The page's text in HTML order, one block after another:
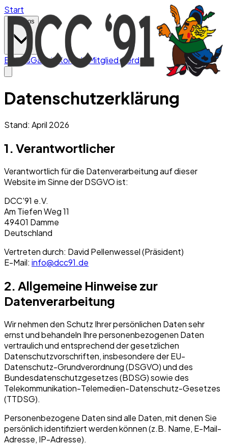
Start
Über uns
EventsGalerie Kontakt Mitglied werden
Datenschutzerklärung
Stand: April 2026
1. Verantwortlicher
Verantwortlich für die Datenverarbeitung auf dieser
Website im Sinne der DSGVO ist:
DCC'91 e.V.
Am Tiefen Weg 11
49401 Damme
Deutschland
Vertreten durch: David Pellenwessel (Präsident)
E-Mail: info@dcc91.de
2. Allgemeine Hinweise zur
Datenverarbeitung
Wir nehmen den Schutz Ihrer persönlichen Daten sehr
ernst und behandeln Ihre personenbezogenen Daten
vertraulich und entsprechend der gesetzlichen
Datenschutzvorschriften, insbesondere der EU-
Datenschutz-Grundverordnung (DSGVO) und des
Bundesdatenschutzgesetzes (BDSG) sowie des
Telekommunikation-Telemedien-Datenschutz-Gesetzes
(TTDSG).
Personenbezogene Daten sind alle Daten, mit denen Sie
persönlich identifiziert werden können (z.B. Name, E-Mail-
Adresse, IP-Adresse).